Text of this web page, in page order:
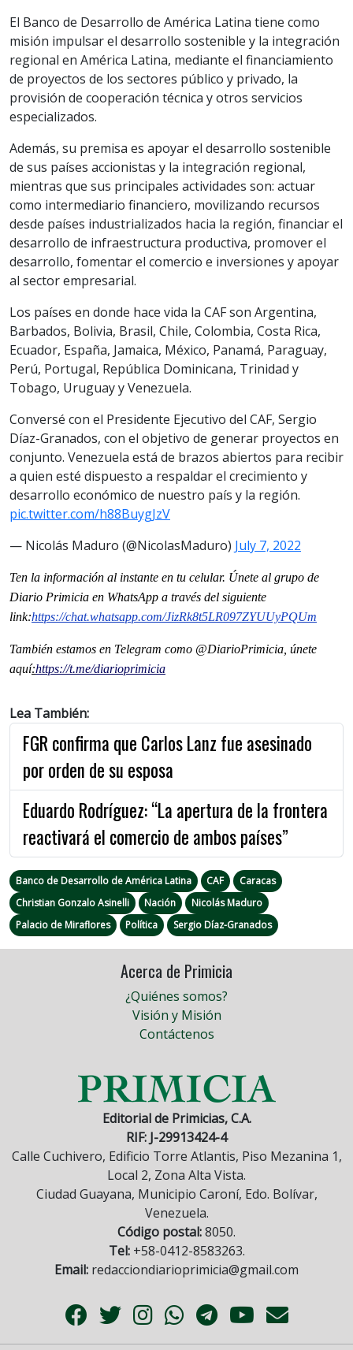
El Banco de Desarrollo de América Latina tiene como
misión impulsar el desarrollo sostenible y la integración
regional en América Latina, mediante el financiamiento
de proyectos de los sectores público y privado, la
provisión de cooperación técnica y otros servicios
especializados.
Además, su premisa es apoyar el desarrollo sostenible
de sus países accionistas y la integración regional,
mientras que sus principales actividades son: actuar
como intermediario financiero, movilizando recursos
desde países industrializados hacia la región, financiar el
desarrollo de infraestructura productiva, promover el
desarrollo, fomentar el comercio e inversiones y apoyar
al sector empresarial.
Los países en donde hace vida la CAF son Argentina,
Barbados, Bolivia, Brasil, Chile, Colombia, Costa Rica,
Ecuador, España, Jamaica, México, Panamá, Paraguay,
Perú, Portugal, República Dominicana, Trinidad y
Tobago, Uruguay y Venezuela.
Conversé con el Presidente Ejecutivo del CAF, Sergio
Díaz-Granados, con el objetivo de generar proyectos en
conjunto. Venezuela está de brazos abiertos para recibir
a quien esté dispuesto a respaldar el crecimiento y
desarrollo económico de nuestro país y la región.
pic.twitter.com/h88BuygJzV
— Nicolás Maduro (@NicolasMaduro) July 7, 2022
Ten la información al instante en tu celular. Únete al grupo de
Diario Primicia en WhatsApp a través del siguiente
link:https://chat.whatsapp.com/JizRk8t5LR097ZYUUyPQUm
También estamos en Telegram como @DiarioPrimicia, únete
aquí:https://t.me/diarioprimicia
Lea También:
FGR confirma que Carlos Lanz fue asesinado
por orden de su esposa
Eduardo Rodríguez: “La apertura de la frontera
reactivará el comercio de ambos países”
Banco de Desarrollo de América Latina CAF
Caracas
Christian Gonzalo Asinelli
Nación
Nicolás Maduro
Palacio de Miraflores
Política Sergio Díaz-Granados
Acerca de Primicia
¿Quiénes somos?
Visión y Misión
Contáctenos
Editorial de Primicias, C.A.
RIF: J-29913424-4
Calle Cuchivero, Edificio Torre Atlantis, Piso Mezanina 1,
Local 2, Zona Alta Vista.
Ciudad Guayana, Municipio Caroní, Edo. Bolívar,
Venezuela.
Código postal:8050.
Tel:+58-0412-8583263.
Email: redacciondiarioprimicia@gmail.com